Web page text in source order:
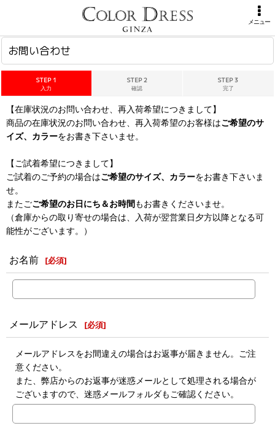
メニュー
お問い合わせ
STEP 1
入力
STEP 2
確認
STEP 3
完了
【在庫状況のお問い合わせ、再入荷希望につきまして】
商品の在庫状況のお問い合わせ、再入荷希望のお客様はご希望のサ
イズ、カラーをお書き下さいませ。
【ご試着希望につきまして】
ご試着のご予約の場合はご希望のサイズ、カラーをお書き下さいま
せ。
またごご希望のお日にち＆お時間もお書きくださいませ。
（倉庫からの取り寄せの場合は、入荷が翌営業日夕方以降となる可
能性がございます。）
お名前 [必須]
メールアドレス [必須]
メールアドレスをお間違えの場合はお返事が届きません。ご注
意ください。
また、弊店からのお返事が迷惑メールとして処理される場合が
ございますので、迷惑メールフォルダもご確認ください。